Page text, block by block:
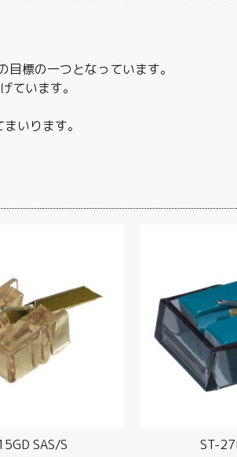
標の一つとなっています。
ています。
いります。
SAS/S ST-